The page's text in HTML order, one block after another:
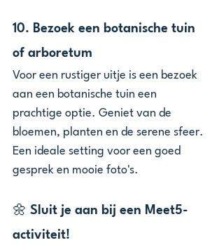
10. Bezoek een botanische tuin
of arboretum
Voor een rustiger uitje is een bezoek
aan een botanische tuin een
prachtige optie. Geniet van de
bloemen, planten en de serene sfeer.
Een ideale setting voor een goed
gesprek en mooie foto's.
🌼 Sluit je aan bij een Meet5-
activiteit!